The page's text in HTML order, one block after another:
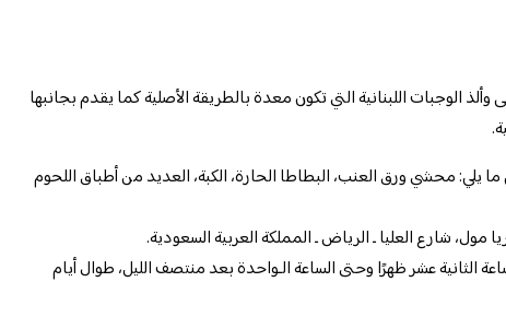
الوجبات اللبنانية التي تكون معدة بالطريقة الأصلية كما يقدم بجانبها
يلي: محشي ورق العنب، البطاطا الحارة، الكبة، العديد من أطباق اللحوم
مول، شارع العليا ـ الرياض ـ المملكة العربية السعودية.
الثانية عشر ظهرًا وحتى الساعة الـواحدة بعد منتصف الليل، طوال أيام